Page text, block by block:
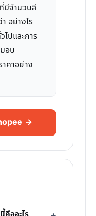
มีจำนวนสี
อย่างไร
ไปและการ
อบ
คาอย่าง
→